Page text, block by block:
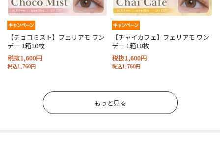
【チョコミスト】フェリアモ ワン
デー 1箱10枚
税抜1,600円
税込1,760円
【チャイカフェ】フェリアモ ワン
デー 1箱10枚
税抜1,600円
税込1,760円
もっと見る